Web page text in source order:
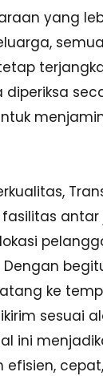
yang
ke
sesuai
ini
efisien,